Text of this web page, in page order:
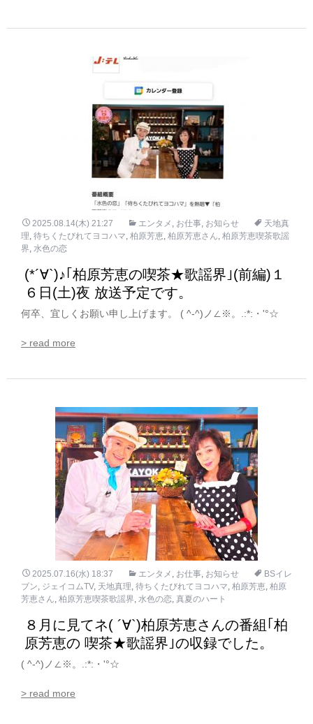
2025.08.14(木) 21:27 エンタメ , お仕事, お知らせ
天地真
理, 待ちくたびれてヨコハマ, 柏原芳恵, 柏原芳恵さん, 柏原芳恵喫茶歌謡
界, 水色の恋
(*´∀`)♪｢柏原芳恵の喫茶★歌謡界｣(前編)１
６日(土)夜 放送予定です。
何卒、宜しくお願い申し上げます。 ( ^-^)ノ∠※。.:*:・'°☆
> read more
2025.07.16(水) 18:37 エンタメ , お仕事, お知らせ
BSイレ
ブン, ジェイコムTV, 天地真理, 待ちくたびれてヨコハマ, 柏原芳恵, 柏原
芳恵さん, 柏原芳恵喫茶歌謡界, 水色の恋, 真夏のハート
８月に見てネ( ´∀`)柏原芳恵さんの番組｢柏
原芳恵の 喫茶★歌謡界｣の収録でした。
( ^-^)ノ∠※。.:*:・'°☆
> read more